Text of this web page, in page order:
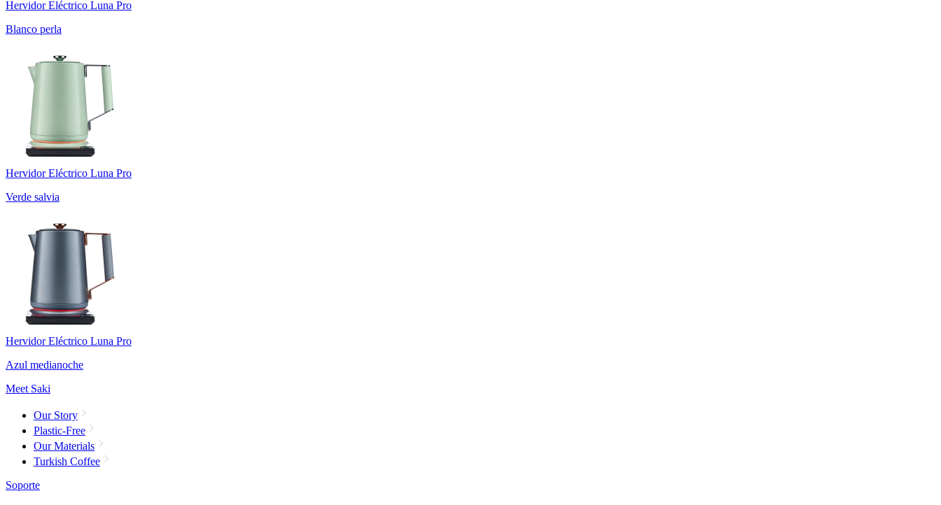
Hervidor Eléctrico Luna Pro
Blanco perla
Hervidor Eléctrico Luna Pro
Verde salvia
Hervidor Eléctrico Luna Pro
Azul medianoche
Meet Saki
Our Story
Plastic-Free
Our Materials
Turkish Coffee
Soporte